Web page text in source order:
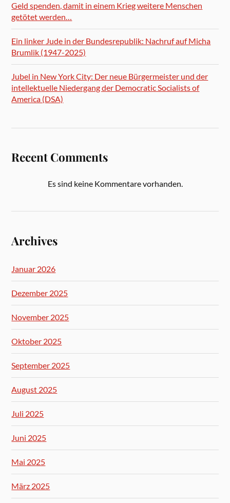
Geld spenden, damit in einem Krieg weitere Menschen
getötet werden…
Ein linker Jude in der Bundesrepublik: Nachruf auf Micha
Brumlik (1947-2025)
Jubel in New York City: Der neue Bürgermeister und der
intellektuelle Niedergang der Democratic Socialists of
America (DSA)
Recent Comments
Es sind keine Kommentare vorhanden.
Archives
Januar 2026
Dezember 2025
November 2025
Oktober 2025
September 2025
August 2025
Juli 2025
Juni 2025
Mai 2025
März 2025